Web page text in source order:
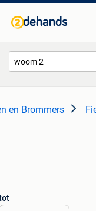
en Brommers